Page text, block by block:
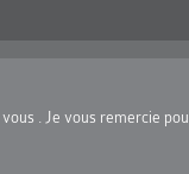
. Je vous remercie